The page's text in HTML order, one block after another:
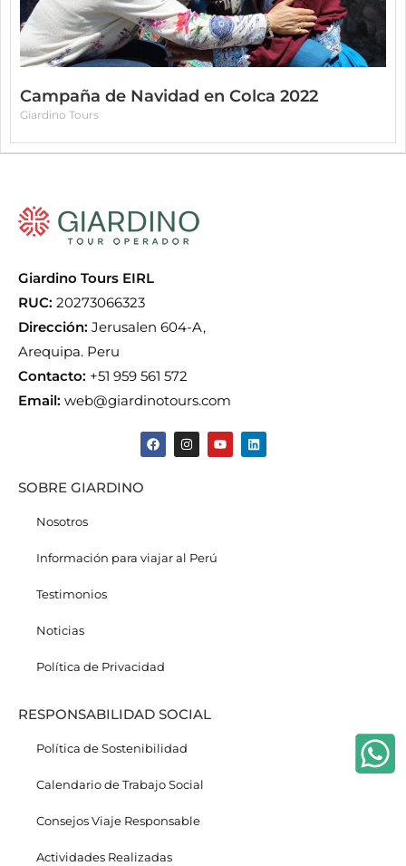
Campaña de Navidad en Colca 2022
Giardino Tours
Giardino Tours EIRL
RUC: 20273066323
Dirección: Jerusalen 604-A,
Arequipa. Peru
Contacto: +51 959 561 572
Email: web@giardinotours.com
SOBRE GIARDINO
Nosotros
Información para viajar al Perú
Testimonios
Noticias
Política de Privacidad
RESPONSABILIDAD SOCIAL
Política de Sostenibilidad
Calendario de Trabajo Social
Consejos Viaje Responsable
Actividades Realizadas